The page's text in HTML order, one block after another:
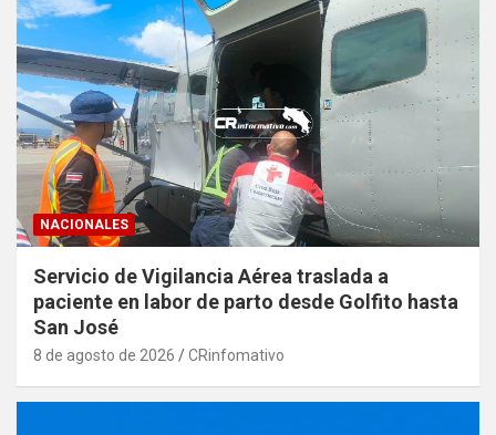
NACIONALES
Servicio de Vigilancia Aérea traslada a
paciente en labor de parto desde Golfito hasta
San José
8 de agosto de 2026 CRinfomativo